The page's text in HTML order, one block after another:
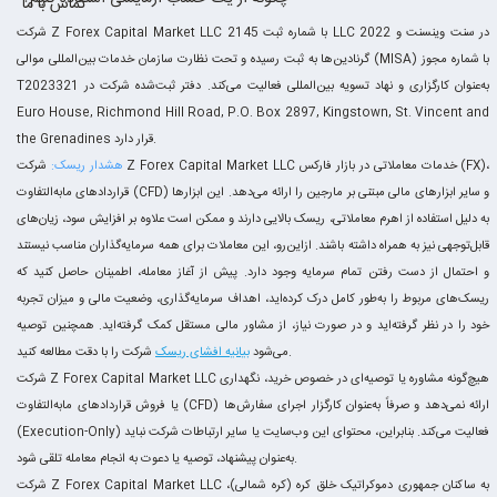
شرکت Z Forex Capital Market LLC با شماره ثبت 2145 LLC 2022 در سنت وینسنت و
گرنادین‌ها به ثبت رسیده و تحت نظارت سازمان خدمات بین‌المللی موالی (MISA) با شماره مجوز
T2023321 به‌عنوان کارگزاری و نهاد تسویه بین‌المللی فعالیت می‌کند. دفتر ثبت‌شده شرکت در
Euro House, Richmond Hill Road, P.O. Box 2897, Kingstown, St. Vincent and
the Grenadines قرار دارد.
هشدار ریسک: شرکت Z Forex Capital Market LLC خدمات معاملاتی در بازار فارکس (FX)،
قراردادهای مابه‌التفاوت (CFD) و سایر ابزارهای مالی مبتنی بر مارجین را ارائه می‌دهد. این ابزارها
به دلیل استفاده از اهرم معاملاتی، ریسک بالایی دارند و ممکن است علاوه بر افزایش سود، زیان‌های
قابل‌توجهی نیز به همراه داشته باشند. ازاین‌رو، این معاملات برای همه سرمایه‌گذاران مناسب نیستند
و احتمال از دست رفتن تمام سرمایه وجود دارد. پیش از آغاز معامله، اطمینان حاصل کنید که
ریسک‌های مربوط را به‌طور کامل درک کرده‌اید، اهداف سرمایه‌گذاری، وضعیت مالی و میزان تجربه
خود را در نظر گرفته‌اید و در صورت نیاز، از مشاور مالی مستقل کمک گرفته‌اید. همچنین توصیه
می‌شودبیانیه افشای ریسک
شرکت را با دقت مطالعه کنید.
شرکت Z Forex Capital Market LLC هیچ‌گونه مشاوره یا توصیه‌ای در خصوص خرید، نگهداری
یا فروش قراردادهای مابه‌التفاوت (CFD) ارائه نمی‌دهد و صرفاً به‌عنوان کارگزار اجرای سفارش‌ها
(Execution-Only) فعالیت می‌کند. بنابراین، محتوای این وب‌سایت یا سایر ارتباطات شرکت نباید
به‌عنوان پیشنهاد، توصیه یا دعوت به انجام معامله تلقی شود.
شرکت Z Forex Capital Market LLC به ساکنان جمهوری دموکراتیک خلق کره (کره شمالی)،